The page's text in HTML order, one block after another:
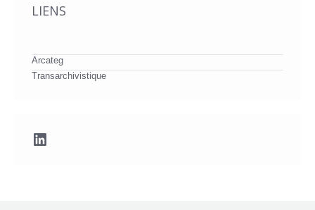
LIENS
Arcateg
Transarchivistique
LinkedIn